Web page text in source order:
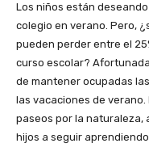
Los niños están
colegio en verano. Pero,
pueden perder entre el
curso escolar?
de mantener ocupadas
las vacaciones de
paseos por la naturaleza,
hijos a seguir